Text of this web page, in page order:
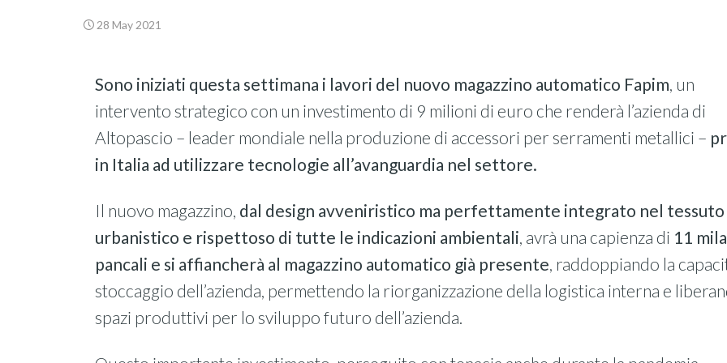
28 May 2021
Sono iniziati questa settimana i lavori del nuovo magazzino automatico Fapim, un
intervento strategico con un investimento di 9 milioni di euro che renderà l’azienda di
Altopascio – leader mondiale nella produzione di accessori per serramenti metallici –
in Italia ad utilizzare tecnologie all’avanguardia nel settore.
Il nuovo magazzino, dal design avveniristico ma perfettamente integrato nel tessuto
urbanistico e rispettoso di tutte le indicazioni ambientali, avrà una capienza di 11 mila
pancali e si affiancherà al magazzino automatico già presente, raddoppiando la
stoccaggio dell’azienda, permettendo la riorganizzazione della logistica interna e
spazi produttivi per lo sviluppo futuro dell’azienda.